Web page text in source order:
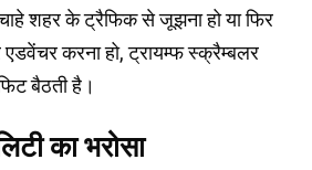
शहर के ट्रैफिक से जूझना हो या फिर
करना हो, ट्रायम्फ स्क्रैम्बलर
बैठती है।
का भरोसा